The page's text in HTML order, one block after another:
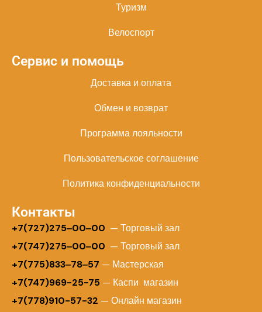
Туризм
Велоспорт
Сервис и помощь
Доставка и оплата
Обмен и возврат
Программа лояльности
Пользовательское соглашение
Политика конфиденциальности
Контакты
+7(727)275‒00‒00 — Торговый зал
+7(747)275‒00‒00 — Торговый зал
+7(775)833‒78‒57 — Мастерская
+7(747)969-25-75 — Каспи магазин
+7(778)910-57-32 — Онлайн магазин